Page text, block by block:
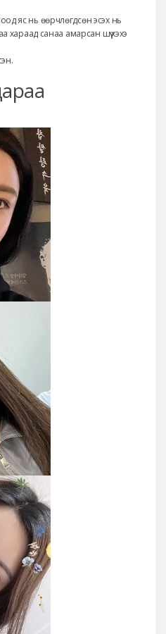
яс нь өөрчлөгдсөн эсэх нь
хараад санаа амарсан шүү хэхэ